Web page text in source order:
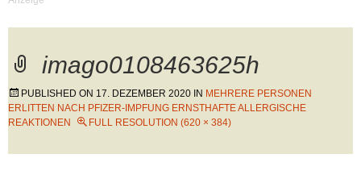
imago0108463625h
PUBLISHED ON 17. DEZEMBER 2020 IN MEHRERE PERSONEN
ERLITTEN NACH PFIZER-IMPFUNG ERNSTHAFTE ALLERGISCHE
REAKTIONEN
FULL RESOLUTION (620 × 384)